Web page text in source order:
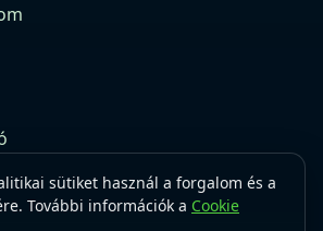
sütiket használ a forgalom és a
További információk a Cookie